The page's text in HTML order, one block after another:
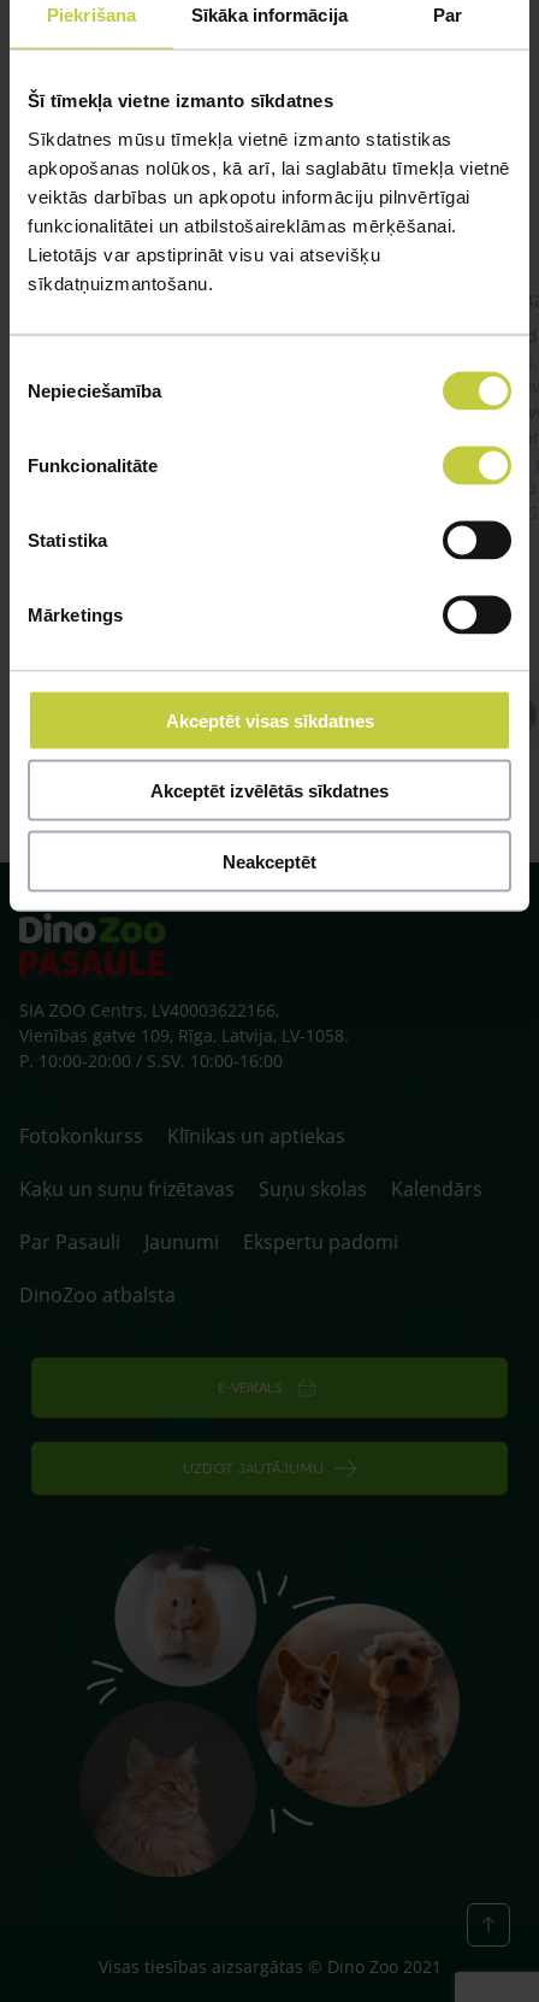
Piekrišana Sīkāka informācija Par
Šī tīmekļa vietne izmanto sīkdatnes
Sīkdatnes mūsu tīmekļa vietnē izmanto statistikas
apkopošanas nolūkos, kā arī, lai saglabātu tīmekļa vietnē
veiktās darbības un apkopotu informāciju pilnvērtīgai
funkcionalitātei un atbilstošaireklāmas mērķēšanai.
Lietotājs var apstiprināt visu vai atsevišķu
sīkdatņuizmantošanu.
izvēle
Nepieciešamība
Funkcionalitāte
Statistika
Mārketings
Akceptēt visas sīkdatnes
Akceptēt izvēlētās sīkdatnes
Neakceptēt
Mūsu eksperti spēs atbildēt uz jebkuru Jūsu jautājumu
UZDOT JAUTĀJUMU
kaķis apēdis plēvi
Ja kaķim gadījies apēst plastiku ,ko ieklāj zem
būt?Kā kaķis varētu reağēt...Ko darīt?
#kakis #apedis
Atbild Veterinārārsts,
Veterinārārsts
viņš
būtu
SIA ZOO Centrs, LV40003622166,
Vienības gatve 109, Rīga, Latvija, LV-1058.
P. 10:00-20:00 / S.SV. 10:00-16:00
Fotokonkurss
Klīnikas un aptiekas
Kaķu un suņu frizētavas
Suņu skolas
Kalendārs
Par Pasauli
Jaunumi
Ekspertu padomi
DinoZoo atbalsta
E-VEIKALS
UZDOT JAUTĀJUMU
Visas tiesības aizsargātas © Dino Zoo 2021